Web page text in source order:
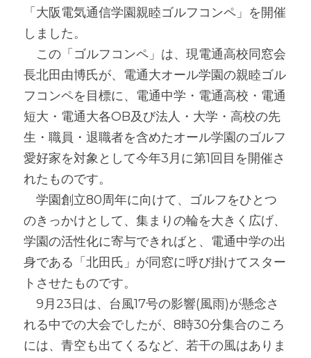
「大阪電気通信学園親睦ゴルフコンペ」を開催
しました。
この「ゴルフコンペ」は、現電通高校同窓会
長北田由博氏が、電通大オール学園の親睦ゴル
フコンペを目標に、電通中学・電通高校・電通
短大・電通大各OB及び法人・大学・高校の先
生・職員・退職者を含めたオール学園のゴルフ
愛好家を対象として今年3月に第1回目を開催さ
れたものです。
学園創立80周年に向けて、ゴルフをひとつ
のきっかけとして、集まりの輪を大きく広げ、
学園の活性化に寄与できればと、電通中学の出
身である「北田氏」が同窓に呼び掛けてスター
トさせたものです。
9月23日は、台風17号の影響(風雨)が懸念さ
れる中での大会でしたが、8時30分集合のころ
には、青空も出てくるなど、若干の風はありま